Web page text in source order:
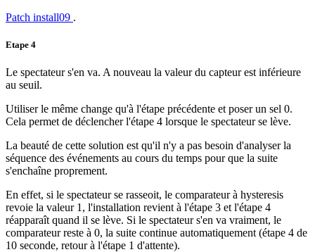
Patch install09 .
Etape 4
Le spectateur s'en va. A nouveau la valeur du capteur est inférieure
au seuil.
Utiliser le même change qu'à l'étape précédente et poser un sel 0.
Cela permet de déclencher l'étape 4 lorsque le spectateur se lève.
La beauté de cette solution est qu'il n'y a pas besoin d'analyser la
séquence des événements au cours du temps pour que la suite
s'enchaîne proprement.
En effet, si le spectateur se rasseoit, le comparateur à hysteresis
revoie la valeur 1, l'installation revient à l'étape 3 et l'étape 4
réapparaît quand il se lève. Si le spectateur s'en va vraiment, le
comparateur reste à 0, la suite continue automatiquement (étape 4 de
10 seconde, retour à l'étape 1 d'attente).